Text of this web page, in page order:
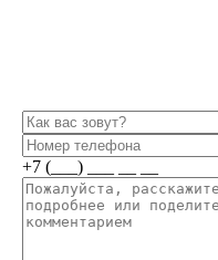
+7 (___) ___ __ __